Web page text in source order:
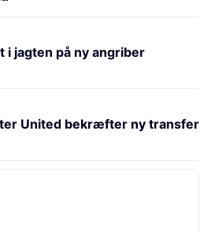
i jagten på ny angriber
United bekræfter ny transfer